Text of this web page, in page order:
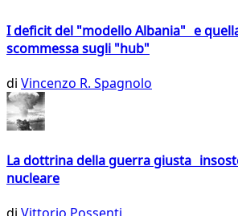
I deficit del "modello Albania" e
scommessa sugli "hub"
di Vincenzo R. Spagnolo
La dottrina della guerra giusta
nucleare